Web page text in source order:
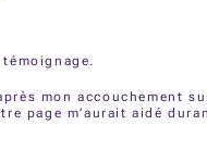
mon accouchement
page m’aurait aidé